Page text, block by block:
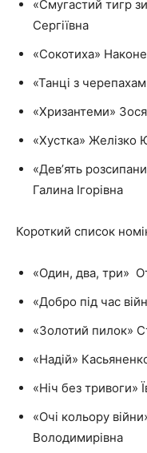
«Смугастий тигр
Сергіївна
«Сокотиха»
«Танці з
«Хризантеми»
«Хустка» Желізко
«Девʼять
Галина Ігорівна
Короткий список
«Один, два, три»
«Добро під час
«Золотий пилок»
«Надій»
«Ніч без тривоги»
«Очі кольору
Володимирівна